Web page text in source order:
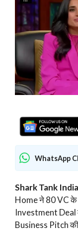
WhatsApp
Shark Tank
Home ने 80 VC के
Investment Deal
Business Pitch